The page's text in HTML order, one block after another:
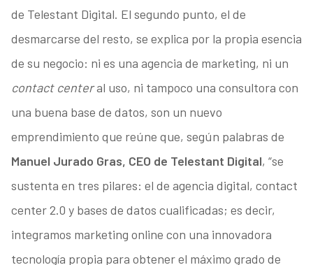
de Telestant Digital. El segundo punto, el de
desmarcarse del resto, se explica por la propia esencia
de su negocio: ni es una agencia de marketing, ni un
contact centeral uso, ni tampoco una consultora con
una buena base de datos, son un nuevo
emprendimiento que reúne que, según palabras de
Manuel Jurado Gras, CEO de Telestant Digital, “se
sustenta en tres pilares: el de agencia digital, contact
center 2.0 y bases de datos cualificadas; es decir,
integramos marketing online con una innovadora
tecnología propia para obtener el máximo grado de